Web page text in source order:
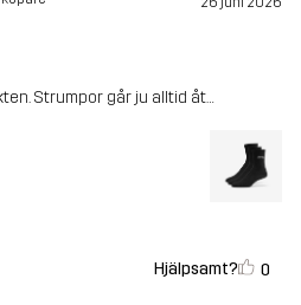
Strumpor går ju alltid åt…
Hjälpsamt? 0